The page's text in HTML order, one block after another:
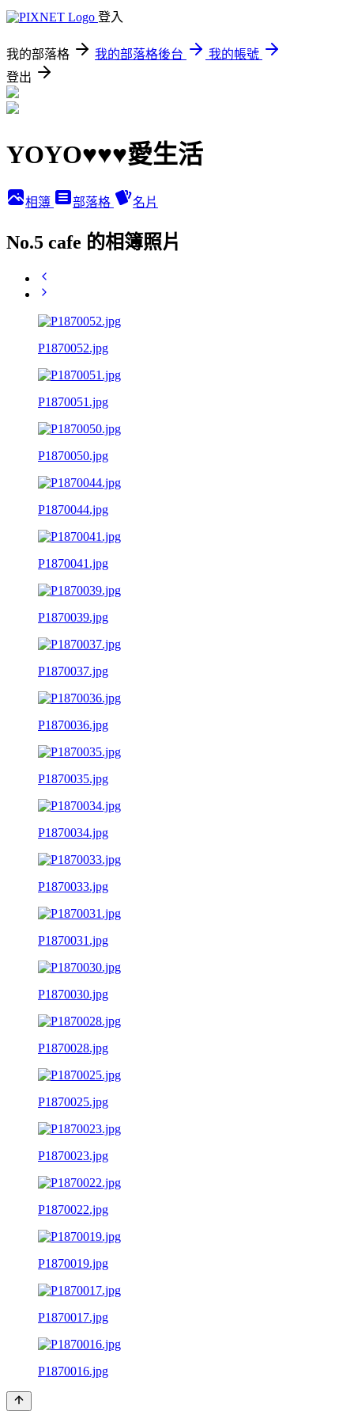
登入
我的部落格 我的部落格後台
我的帳號
登出
YOYO♥♥♥愛生活
相簿 部落格 名片
No.5 cafe 的相簿照片
P1870052.jpg
P1870051.jpg
P1870050.jpg
P1870044.jpg
P1870041.jpg
P1870039.jpg
P1870037.jpg
P1870036.jpg
P1870035.jpg
P1870034.jpg
P1870033.jpg
P1870031.jpg
P1870030.jpg
P1870028.jpg
P1870025.jpg
P1870023.jpg
P1870022.jpg
P1870019.jpg
P1870017.jpg
P1870016.jpg